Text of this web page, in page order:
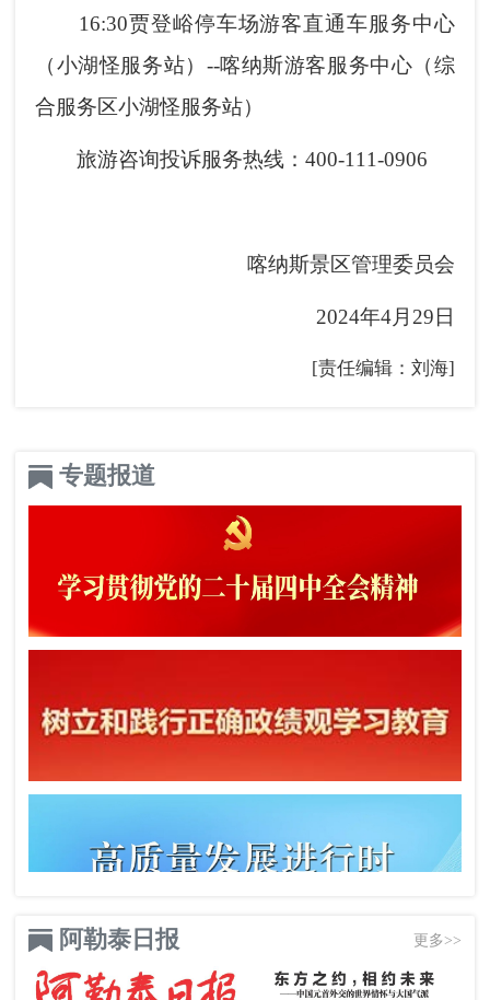
16:30贾登峪停车场游客直通车服务中心
（小湖怪服务站）--喀纳斯游客服务中心（综
合服务区小湖怪服务站）
旅游咨询投诉服务热线：400-111-0906
喀纳斯景区管理委员会
2024年4月29日
[责任编辑：刘海]
专题报道
阿勒泰日报 更多>>